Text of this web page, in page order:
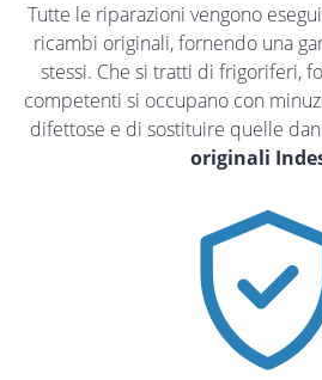
Tutte le riparazioni vengono
ricambi originali, fornendo una
stessi. Che si tratti di frigoriferi,
competenti si occupano con
difettose e di sostituire quelle
originali